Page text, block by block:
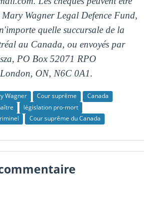
Wagner Legal Defence Fund,
quelle succursale de la
au Canada, ou envoyés par
PO Box 52071 RPO
ON, N6C 0A1.
Wagner Cour suprême
Canada
législation pro-mort
Cour suprême du Canada